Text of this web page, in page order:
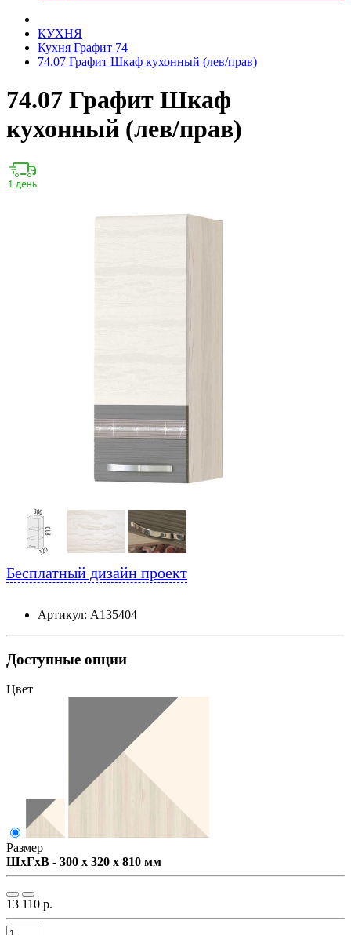
КУХНЯ
Кухня Графит 74
74.07 Графит Шкаф кухонный (лев/прав)
74.07 Графит Шкаф
кухонный (лев/прав)
Бесплатный дизайн проект
Артикул: А135404
Доступные опции
Цвет
Размер
ШxГxВ - 300 x 320 x 810 мм
13 110 р.